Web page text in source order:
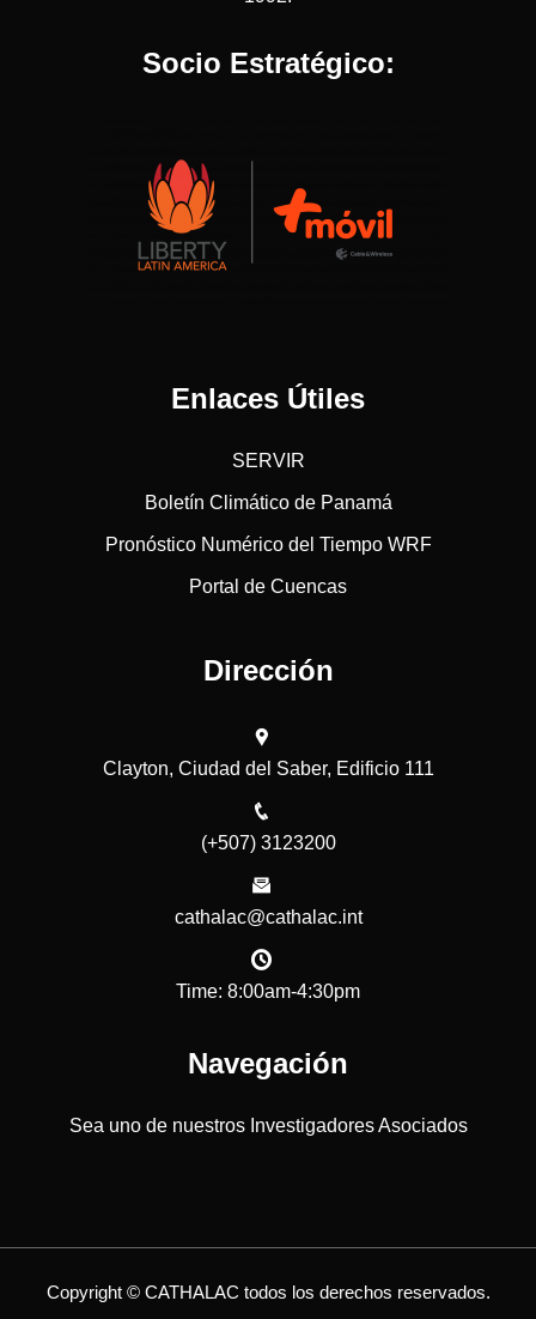
Socio Estratégico:
Enlaces Útiles
SERVIR
Boletín Climático de Panamá
Pronóstico Numérico del Tiempo WRF
Portal de Cuencas
Dirección
Clayton, Ciudad del Saber, Edificio 111
(+507) 3123200
cathalac@cathalac.int
Time: 8:00am-4:30pm
Navegación
Sea uno de nuestros Investigadores Asociados
Copyright © CATHALAC todos los derechos reservados.